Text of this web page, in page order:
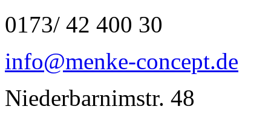
0173/ 42 400 30
info@menke-concept.de
Niederbarnimstr. 48